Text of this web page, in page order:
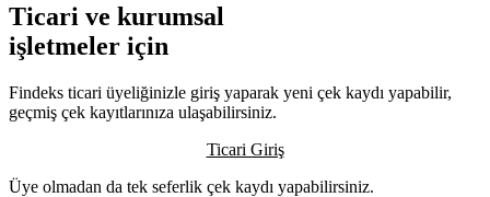
Ticari ve kurumsal
işletmeler için
Findeks ticari üyeliğinizle giriş yaparak yeni çek kaydı yapabilir,
geçmiş çek kayıtlarınıza ulaşabilirsiniz.
Ticari Giriş
Üye olmadan da tek seferlik çek kaydı yapabilirsiniz.